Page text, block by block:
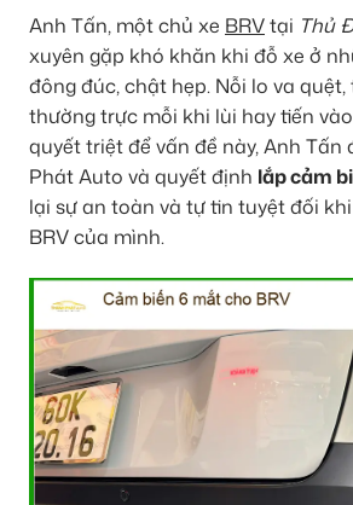
Anh Tấn, một chủ xe BRVtại Thủ
xuyên gặp khó khăn khi đỗ xe ở
đông đúc, chật hẹp. Nỗi lo va
thường trực mỗi khi lùi hay tiến
quyết triệt để vấn đề này, Anh Tấn
Phát Auto và quyết định lắp cảm
lại sự an toàn và tự tin tuyệt đối
BRV của mình.